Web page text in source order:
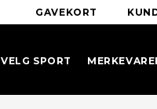
GAVEKORT
VELG SPORT